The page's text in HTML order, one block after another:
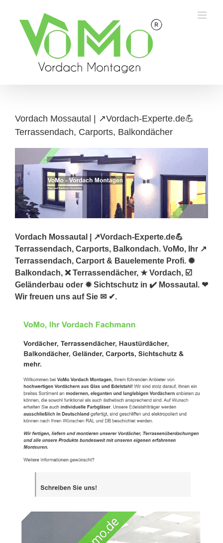
content
Vordach Mossautal | ↗️Vordach-Experte.de💪
Terrassendach, Carports, Balkondächer
Vordach Mossautal | ↗️Vordach-Experte.de💪
Terrassendach, Carports, Balkondach. VoMo, Ihr ↗️
Terrassendach, Carport & Bauelemente Profi. ✺
Balkondach, ❌ Terrassendächer, ★ Vordach, ☑️
Geländerbau oder ✹ Sichtschutz in ✔️ Mossautal. ❤
Wir freuen uns auf Sie ✉ ✔.